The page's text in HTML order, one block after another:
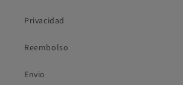
Privacidad
Reembolso
Envio